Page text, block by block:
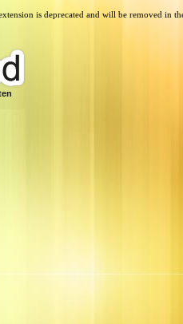
is deprecated and will be removed in